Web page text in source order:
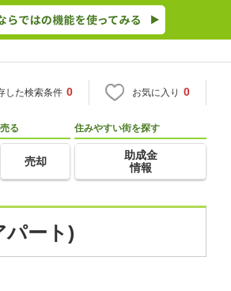
した検索条件 0 お気に入り 0
売る
売却
住みやすい街を探す
助成金
情報
パート)